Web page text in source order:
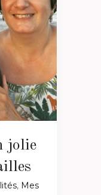
jolie
, Mes